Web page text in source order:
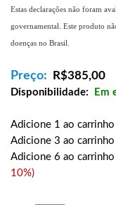
Estas declarações não foram
governamental. Este produto
doenças no Brasil.
Preço: R$385,00
Disponibilidade: Em
Adicione 1 ao carrinho
Adicione 3 ao carrinho
Adicione 6 ao carrinho
10%)